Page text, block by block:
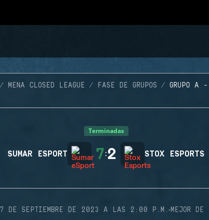
MENA CLOSED LEAGUE FASE DE GRUPOS GRUPO A
Terminadas
SUMAR ESPORT 7:2 STOX ESPORTS
7 DE SEPTIEMBRE DE 2023 A LAS 2:00 P.M. ·MEJOR DE